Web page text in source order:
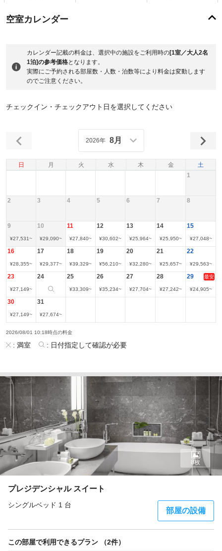
空室カレンダー
カレンダー記載の料金は、選択中の施設をご利用時の[1室／大人2名
1泊]の参考価格となります。
実際にご予約される部屋数・人数・泊数等により料金は変動します
のでご注意ください。
チェックイン・チェックアウト日を選択してください
日 月 火 水 木 金 土
2026年 8月
1
2 3 4 5 6 7 8
9
¥27,531~
10
¥29,090~
11
¥27,840~
12
¥30,602~
13
¥25,964~
14
¥25,950~
15
¥27,048~
16
¥28,355~
17
¥29,377~
18
¥39,329~
19
¥56,210~
20
¥32,280~
21
¥25,657~
22
¥29,563~
23
¥27,149~
24 25
¥33,309~
26
¥35,234~
27
¥27,704~
28
¥27,242~
29 最安
¥24,905~
30
¥27,149~
31
¥27,674~
2026/08/01 10:18時点の料金
: 満室 : 日付指定して確認が必要
プレジデンシャル スイート
シングルベッド 1 台
部屋の設備
8枚
この部屋で利用できるプラン （2件）